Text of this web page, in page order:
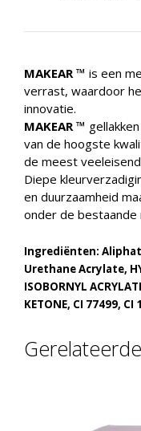
MAKEAR ™ is een
verrast, waardoor
innovatie.
MAKEAR ™
van de hoogste
de meest
Diepe
en duurzaamheid
onder de bestaande
Ingrediënten:
Urethane Acrylate,
ISOBORNYL
KETONE, CI 77499,